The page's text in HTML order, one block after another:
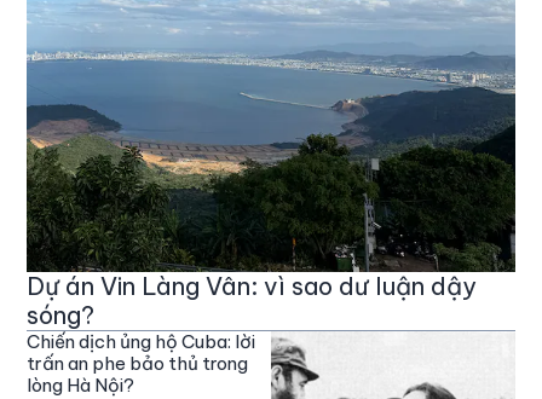
Dự án Vin Làng Vân: vì sao dư luận dậy
sóng?
Chiến dịch ủng hộ Cuba: lời
trấn an phe bảo thủ trong
lòng Hà Nội?